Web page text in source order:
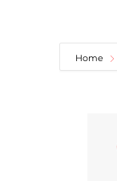
Home